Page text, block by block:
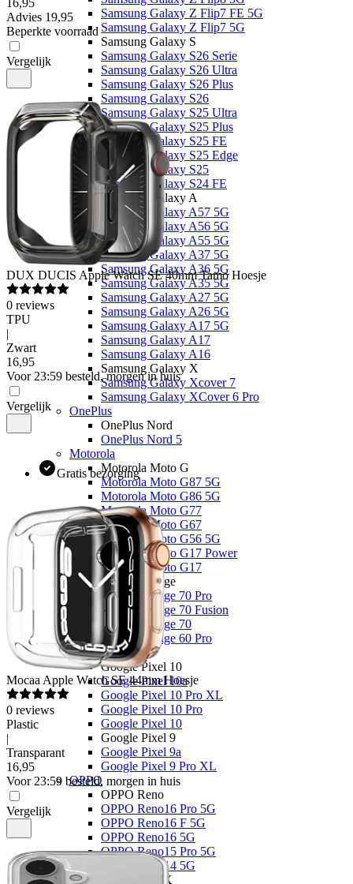
Samsung Galaxy Z Flip7 FE 5G
Samsung Galaxy Z Flip7 5G
Samsung Galaxy S
Samsung Galaxy S26 Serie
Samsung Galaxy S26 Ultra
Samsung Galaxy S26 Plus
Samsung Galaxy S26
Samsung Galaxy S25 Ultra
Samsung Galaxy S25 Plus
Samsung Galaxy S25 FE
Samsung Galaxy S25 Edge
Samsung Galaxy S25
Samsung Galaxy S24 FE
Samsung Galaxy A
Samsung Galaxy A57 5G
Samsung Galaxy A56 5G
Samsung Galaxy A55 5G
Samsung Galaxy A37 5G
Samsung Galaxy A36 5G
Samsung Galaxy A35 5G
Samsung Galaxy A27 5G
Samsung Galaxy A26 5G
Samsung Galaxy A17 5G
Samsung Galaxy A17
Samsung Galaxy A16
Samsung Galaxy X
Samsung Galaxy Xcover 7
Samsung Galaxy XCover 6 Pro
OnePlus
OnePlus Nord
OnePlus Nord 5
Motorola
Motorola Moto G
Motorola Moto G87 5G
Motorola Moto G86 5G
Motorola Moto G77
Motorola Moto G67
Motorola Moto G56 5G
Motorola Moto G17 Power
Motorola Moto G17
Motorola Edge
Motorola Edge 70 Pro
Motorola Edge 70 Fusion
Motorola Edge 70
Motorola Edge 60 Pro
Google
Google Pixel 10
Google Pixel 10a
Google Pixel 10 Pro XL
Google Pixel 10 Pro
Google Pixel 10
Google Pixel 9
Google Pixel 9a
Google Pixel 9 Pro XL
OPPO
OPPO Reno
OPPO Reno16 Pro 5G
OPPO Reno16 F 5G
OPPO Reno16 5G
OPPO Reno15 Pro 5G
OPPO Reno14 5G
OPPO Find X
16,95
Advies 19,95
Beperkte voorraad
Vergelijk
DUX DUCIS Apple Watch SE 40mm Tamo Hoesje
0 reviews
TPU
|
Zwart
16,95
Voor 23:59 besteld, morgen in huis
Vergelijk
Gratis bezorging
Mocaa Apple Watch SE 44mm Hoesje
0 reviews
Plastic
|
Transparant
16,95
Voor 23:59 besteld, morgen in huis
Vergelijk